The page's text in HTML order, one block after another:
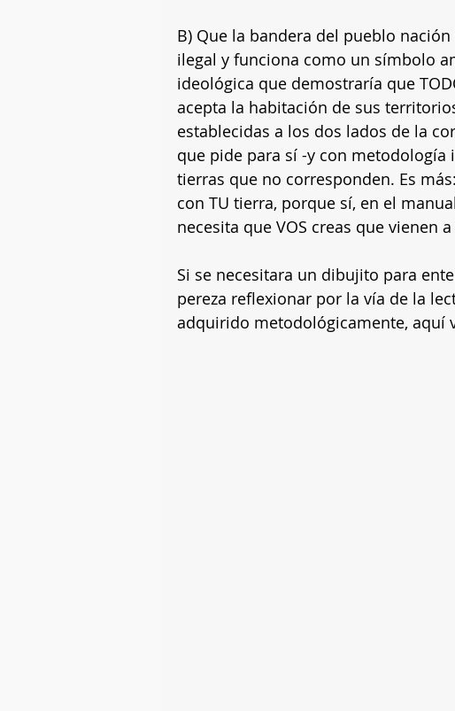
B) Que la bandera del pueblo
ilegal y funciona como un símbolo
ideológica que demostraría que
acepta la habitación de sus
establecidas a los dos lados de la
que pide para sí -y con metodología
tierras que no corresponden. Es
con TU tierra, porque sí, en el
necesita que VOS creas que vienen a
Si se necesitara un dibujito para
pereza reflexionar por la vía de la
adquirido metodológicamente, aquí